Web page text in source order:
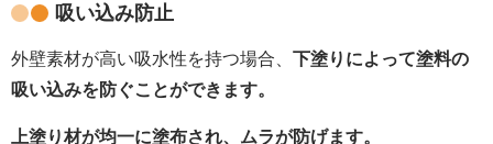
吸い込み防止
外壁素材が高い吸水性を持つ場合、 下塗りによって塗料の
吸い込みを防ぐことができます。
上塗り材が均一に塗布され、ムラが防げます。